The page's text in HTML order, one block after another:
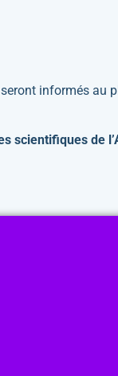
informés au
scientifiques de